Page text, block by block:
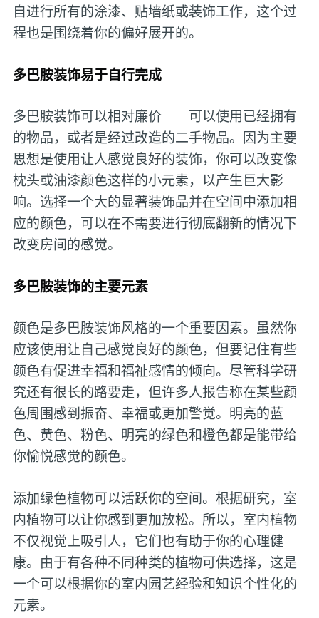
自进行所有的涂漆、贴墙纸或装饰工作，这个过
程也是围绕着你的偏好展开的。
多巴胺装饰易于自行完成
多巴胺装饰可以相对廉价——可以使用已经拥有
的物品，或者是经过改造的二手物品。因为主要
思想是使用让人感觉良好的装饰，你可以改变像
枕头或油漆颜色这样的小元素，以产生巨大影
响。选择一个大的显著装饰品并在空间中添加相
应的颜色，可以在不需要进行彻底翻新的情况下
改变房间的感觉。
多巴胺装饰的主要元素
颜色是多巴胺装饰风格的一个重要因素。虽然你
应该使用让自己感觉良好的颜色，但要记住有些
颜色有促进幸福和福祉感情的倾向。尽管科学研
究还有很长的路要走，但许多人报告称在某些颜
色周围感到振奋、幸福或更加警觉。明亮的蓝
色、黄色、粉色、明亮的绿色和橙色都是能带给
你愉悦感觉的颜色。
添加绿色植物可以活跃你的空间。根据研究，室
内植物可以让你感到更加放松。所以，室内植物
不仅视觉上吸引人，它们也有助于你的心理健
康。由于有各种不同种类的植物可供选择，这是
一个可以根据你的室内园艺经验和知识个性化的
元素。